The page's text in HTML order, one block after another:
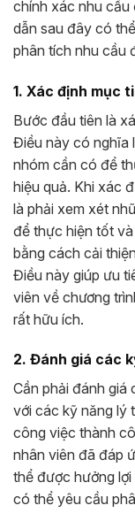
chính xác nhu cầu
dẫn sau đây có
phân tích nhu cầu
1. Xác định mục
Bước đầu tiên là
Điều này có nghĩa
nhóm cần có để
hiệu quả. Khi xác
là phải xem xét
để thực hiện tốt
bằng cách cải
Điều này giúp ưu
viên về chương
rất hữu ích.
2. Đánh giá các
Cần phải đánh giá
với các kỹ năng lý
công việc thành
nhân viên đã đáp
thể được hưởng
có thể yêu cầu